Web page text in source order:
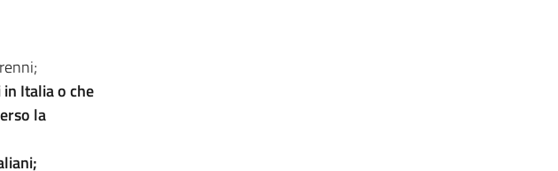
in Italia o che
la